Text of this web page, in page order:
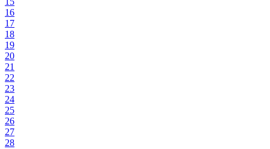
16
17
18
19
20
21
22
23
24
25
26
27
28